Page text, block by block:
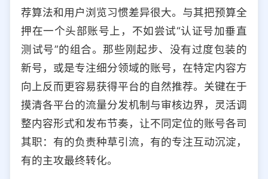
荐算法和用户浏览习惯差异很大。与其把预算全
押在一个头部账号上，不如尝试“认证号加垂直
测试号”的组合。那些刚起步、没有过度包装的
新号，或是专注细分领域的账号，在特定内容方
向上反而更容易获得平台的自然推荐。关键在于
摸清各平台的流量分发机制与审核边界，灵活调
整内容形式和发布节奏，让不同定位的账号各司
其职：有的负责种草引流，有的专注互动沉淀，
有的主攻最终转化。